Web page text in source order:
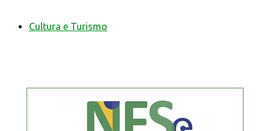
Cultura e Turismo